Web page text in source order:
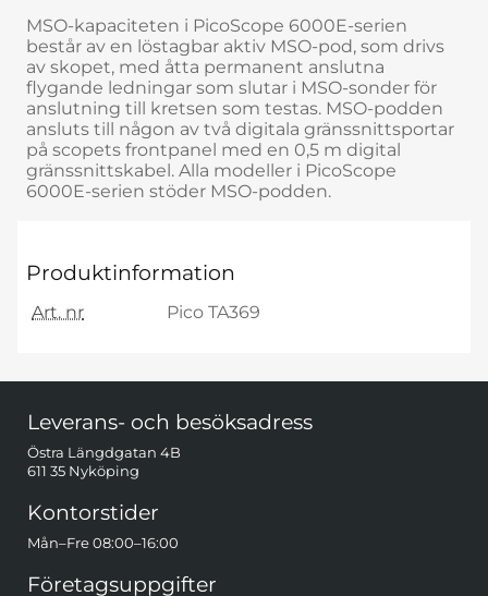
MSO-kapaciteten i PicoScope 6000E-serien
består av en löstagbar aktiv MSO-pod, som drivs
av skopet, med åtta permanent anslutna
flygande ledningar som slutar i MSO-sonder för
anslutning till kretsen som testas. MSO-podden
ansluts till någon av två digitala gränssnittsportar
på scopets frontpanel med en 0,5 m digital
gränssnittskabel. Alla modeller i PicoScope
6000E-serien stöder MSO-podden.
Produktinformation
Art. nr Pico TA369
Leverans- och besöksadress
Östra Längdgatan 4B
611 35 Nyköping
Kontorstider
Mån–Fre 08:00–16:00
Företagsuppgifter